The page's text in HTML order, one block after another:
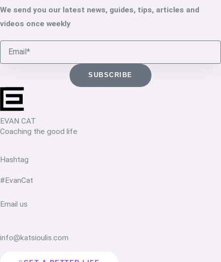
EVAN CAT
Coaching the good life
Hashtag
#EvanCat
Email us
info@katsioulis.com
We send you our latest news, guides, tips, articles and
videos once weekly
Email
SUBSCRIBE